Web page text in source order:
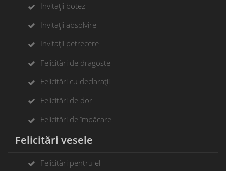
Invitații botez
Invitații absolvire
Invitații petrecere
Felicitări de dragoste
Felicitări cu declarații
Felicitări de dor
Felicitări de împăcare
Felicitări vesele
Felicitări pentru el